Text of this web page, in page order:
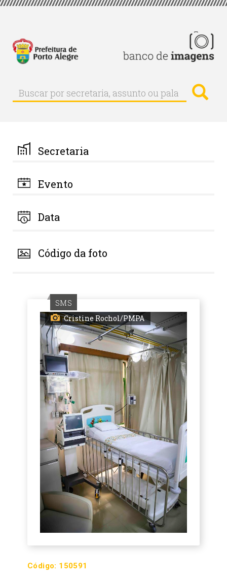
Pular
principal
Buscar
Buscar
por
palavra-
chave
Secretaria
Evento
Data
Código da foto
SMS
Cristine Rochol/PMPA
Código: 150591